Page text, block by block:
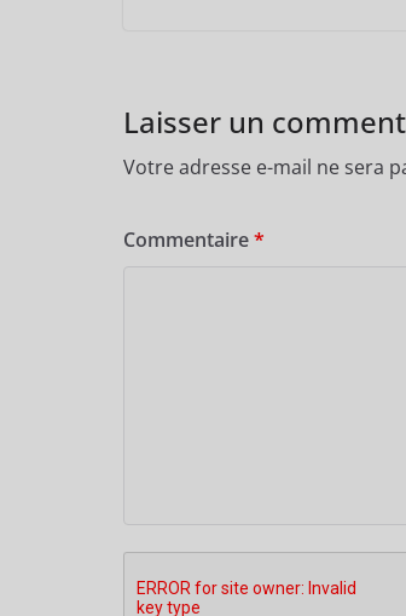
Laisser un
Votre adresse e-mail ne sera
Commentaire*